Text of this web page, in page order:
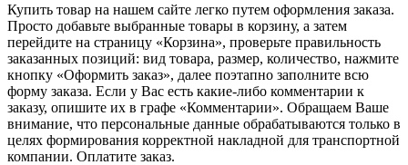
Купить товар на нашем сайте легко путем оформления заказа.
Просто добавьте выбранные товары в корзину, а затем
перейдите на страницу «Корзина», проверьте правильность
заказанных позиций: вид товара, размер, количество, нажмите
кнопку «Оформить заказ», далее поэтапно заполните всю
форму заказа. Если у Вас есть какие-либо комментарии к
заказу, опишите их в графе «Комментарии». Обращаем Ваше
внимание, что персональные данные обрабатываются только в
целях формирования корректной накладной для транспортной
компании. Оплатите заказ.